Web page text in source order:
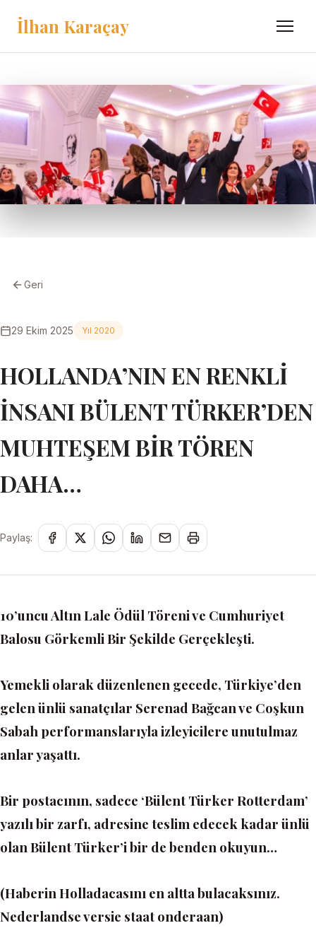
İlhan Karaçay Menü
Geri
29 Ekim 2025 Yıl 2020
HOLLANDA’NIN EN RENKLİ
İNSANI BÜLENT TÜRKER’DEN
MUHTEŞEM BİR TÖREN
DAHA…
Paylaş:
10’uncu Altın Lale Ödül Töreni ve Cumhuriyet
Balosu Görkemli Bir Şekilde Gerçekleşti.
Yemekli olarak düzenlenen gecede, Türkiye’den
gelen ünlü sanatçılar Serenad Bağcan ve Coşkun
Sabah performanslarıyla izleyicilere unutulmaz
anlar yaşattı.
Bir postacının, sadece ‘Bülent Türker Rotterdam’
yazılı bir zarfı, adresine teslim edecek kadar ünlü
olan Bülent Türker’i bir de benden okuyun…
(Haberin Holladacasını en altta bulacaksınız.
Nederlandse versie staat onderaan)